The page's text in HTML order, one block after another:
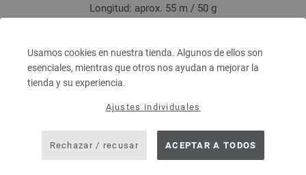
Usamos cookies en nuestra tienda. Algunos de ellos son
esenciales, mientras que otros nos ayudan a mejorar la
tienda y su experiencia.
Ajustes individuales
Rechazar / recusar ACEPTAR A TODOS
Longitud: aprox. 55 m / 50 g
4,42 $
IVA no incluido, más gastos de envío, Precio base: 75,60 € / kg
prev